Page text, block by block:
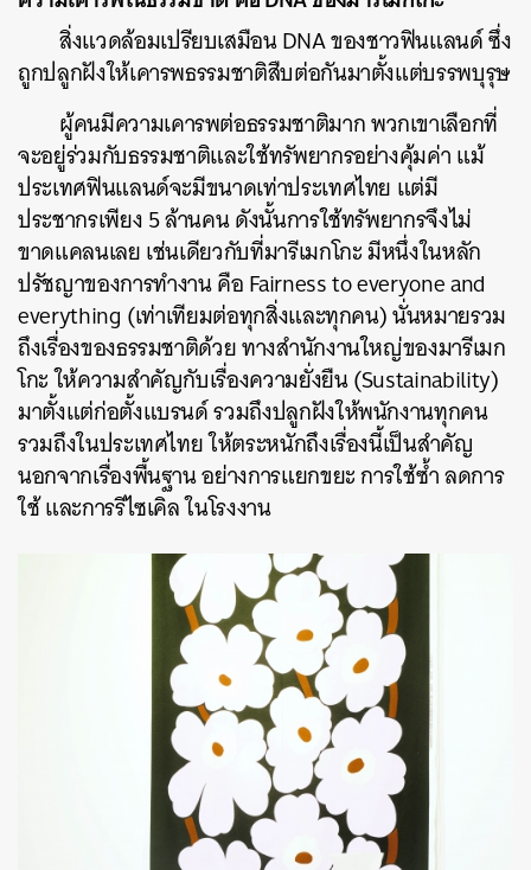
สิ่งแวดล้อมเปรียบเสมือน DNA ของชาวฟินแลนด์ ซึ่ง
ถูกปลูกฝังให้เคารพธรรมชาติสืบต่อกันมาตั้งแต่บรรพบุรุษ
ผู้คนมีความเคารพต่อธรรมชาติมาก พวกเขาเลือกที่
จะอยู่ร่วมกับธรรมชาติและใช้ทรัพยากรอย่างคุ้มค่า แม้
ประเทศฟินแลนด์จะมีขนาดเท่าประเทศไทย แต่มี
ประชากรเพียง 5 ล้านคน ดังนั้นการใช้ทรัพยากรจึงไม่
ขาดแคลนเลย เช่นเดียวกับที่มารีเมกโกะ มีหนึ่งในหลัก
ปรัชญาของการทำงาน คือ Fairness to everyone and
everything (เท่าเทียมต่อทุกสิ่งและทุกคน) นั่นหมายรวม
ถึงเรื่องของธรรมชาติด้วย ทางสำนักงานใหญ่ของมารีเมก
โกะ ให้ความสำคัญกับเรื่องความยั่งยืน (Sustainability)
มาตั้งแต่ก่อตั้งแบรนด์ รวมถึงปลูกฝังให้พนักงานทุกคน
รวมถึงในประเทศไทย ให้ตระหนักถึงเรื่องนี้เป็นสำคัญ
นอกจากเรื่องพื้นฐาน อย่างการแยกขยะ การใช้ซ้ำ ลดการ
ใช้ และการรีไซเคิล ในโรงงาน
ค้นหา
SHARE TWEET LINE EMAIL